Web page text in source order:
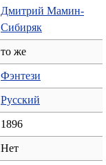
Дмитрий Мамин-
Сибиряк
то же
Фэнтези
Русский
1896
Нет